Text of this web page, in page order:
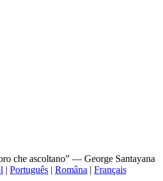
che ascoltano” ― George Santayana
| Português | Româna | Français